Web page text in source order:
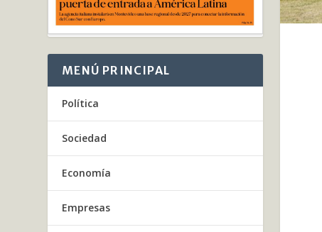
MENÚ PRINCIPAL
Política
Sociedad
Economía
Empresas